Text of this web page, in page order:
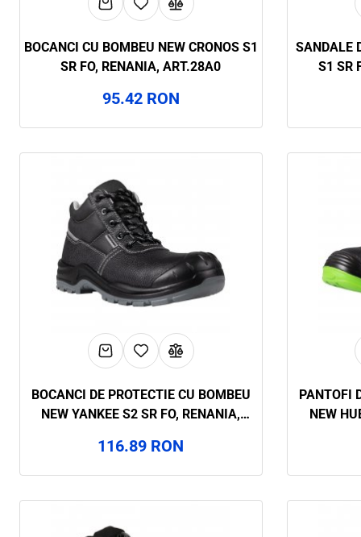
BOCANCI CU BOMBEU NEW CRONOS S1
SR FO, RENANIA, ART.28A0
95.42 RON
SANDALE
S1 SR
BOCANCI DE PROTECTIE CU BOMBEU
NEW YANKEE S2 SR FO, RENANIA,
116.89 RON
PANTOFI
NEW